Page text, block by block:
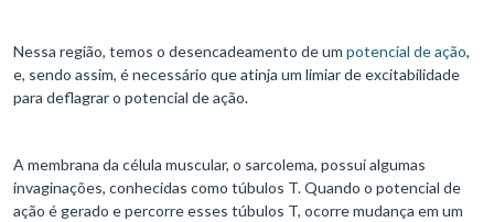
Nessa região, temos o desencadeamento de um potencial de ação,
e, sendo assim, é necessário que atinja um limiar de excitabilidade
para deflagrar o potencial de ação.
A membrana da célula muscular, o sarcolema, possui algumas
invaginações, conhecidas como túbulos T. Quando o potencial de
ação é gerado e percorre esses túbulos T, ocorre mudança em um